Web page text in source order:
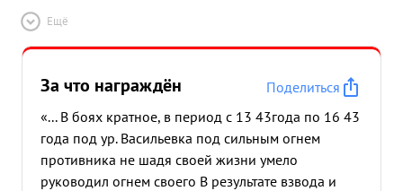
Ещё
За что награждён
Поделиться
«... В боях кратное, в период с 13 43года по 16 43
года под ур. Васильевка под сильным огнем
противника не шадя своей жизни умело
руководил огнем своего В результате взвода и